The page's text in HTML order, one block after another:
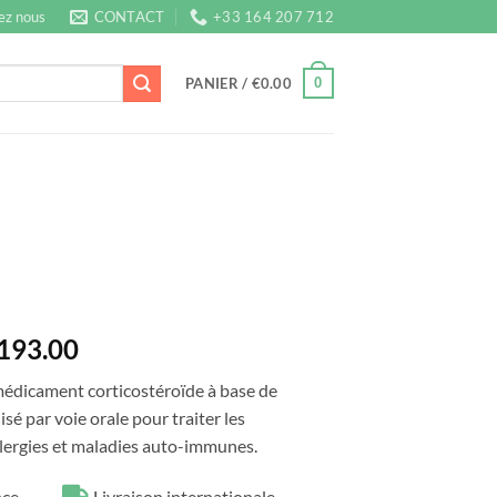
nous CONTACT +33 164 207 712
PANIER / €0.00 0
Plage
prix :
€37.00
à
€193.00
corticostéroïde à base de
par voie orale pour traiter les
et maladies auto-immunes.